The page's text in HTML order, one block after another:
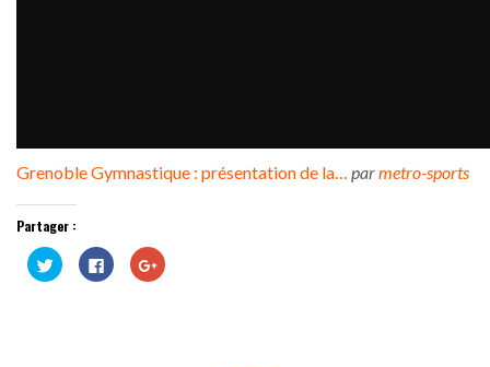
Grenoble Gymnastique : présentation de la… parmetro-sports
Partager :
Cliquez
pour
partager
Cliquez
pour
partager
Cliquez
pour